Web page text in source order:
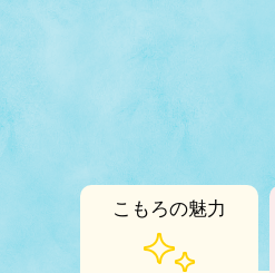
こもろの魅力